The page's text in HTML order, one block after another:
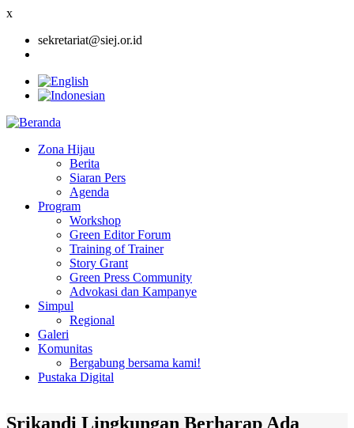
x
sekretariat@siej.or.id
navigation
Zona Hijau
Berita
Siaran Pers
Agenda
Program
Workshop
Green Editor Forum
Training of Trainer
Story Grant
Green Press Community
Advokasi dan Kampanye
Simpul
Regional
Galeri
Komunitas
Bergabung bersama kami!
Pustaka Digital
Srikandi Lingkungan Berharap Ada